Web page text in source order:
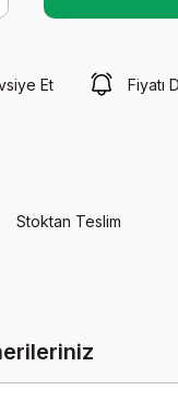
Et Fiyatı
Stoktan Teslim